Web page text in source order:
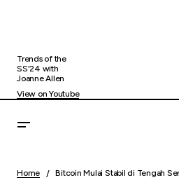
Trends of the
SS'24 with
Joanne Allen
View on Youtube
Jabodebek di Libur Nasional dan
Home Bitcoin Mulai Stabil di Tengah